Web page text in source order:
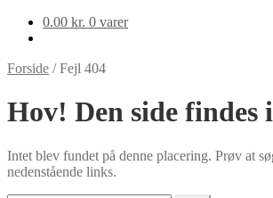
0.00 kr. 0 varer
Forside /Fejl 404
Hov! Den side findes
Intet blev fundet på denne placering. Prøv at
nedenstående links.